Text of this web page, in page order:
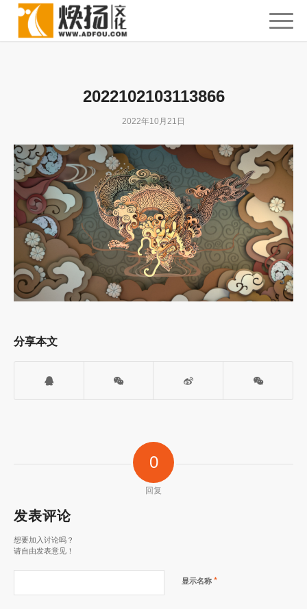
2022102103113866
2022年10月21日
分享本文
0
回复
发表评论
想要加入讨论吗？
请自由发表意见！
显示名称 *